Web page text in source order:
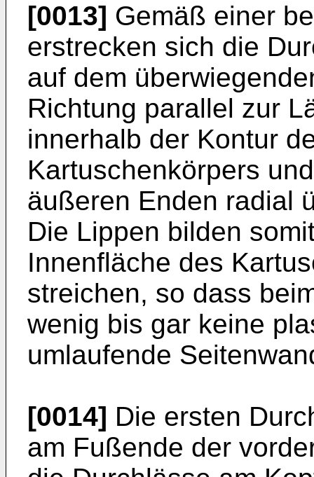
[0013] Gemäß einer
erstrecken sich die
auf dem
Richtung parallel zur
innerhalb der Kontur
Kartuschenkörpers
äußeren Enden radial
Die Lippen bilden
Innenfläche des
streichen, so dass
wenig bis gar keine
umlaufende
[0014] Die ersten
am Fußende der